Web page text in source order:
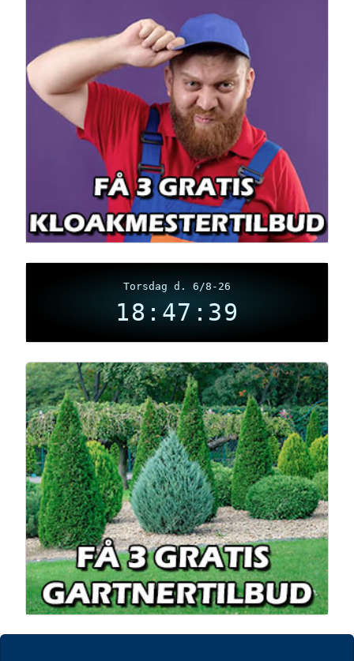
Torsdag d. 6/8-26
18:47:39